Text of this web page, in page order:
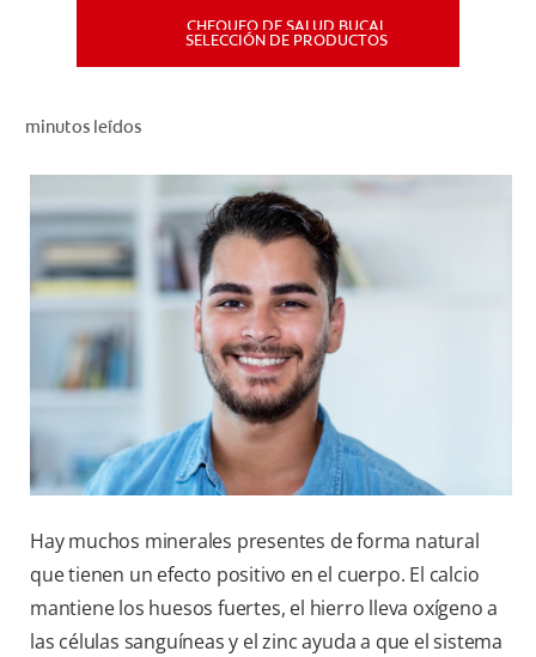
PARA PROFESIONALES
CHEQUEO DE SALUD BUCAL
SELECCIÓN DE PRODUCTOS
minutos leídos
Hay muchos minerales presentes de forma natural
que tienen un efecto positivo en el cuerpo. El calcio
mantiene los huesos fuertes, el hierro lleva oxígeno a
las células sanguíneas y el zinc ayuda a que el sistema